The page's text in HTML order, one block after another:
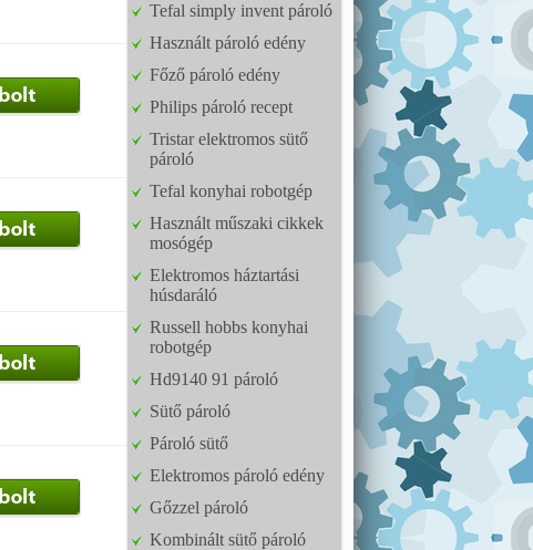
Tefal simply invent pároló
Használt pároló edény
Főző pároló edény
Philips pároló recept
Tristar elektromos sütő
pároló
Tefal konyhai robotgép
Használt műszaki cikkek
mosógép
Elektromos háztartási
húsdaráló
Russell hobbs konyhai
robotgép
Hd9140 91 pároló
Sütő pároló
Pároló sütő
Elektromos pároló edény
Gőzzel pároló
Kombinált sütő pároló